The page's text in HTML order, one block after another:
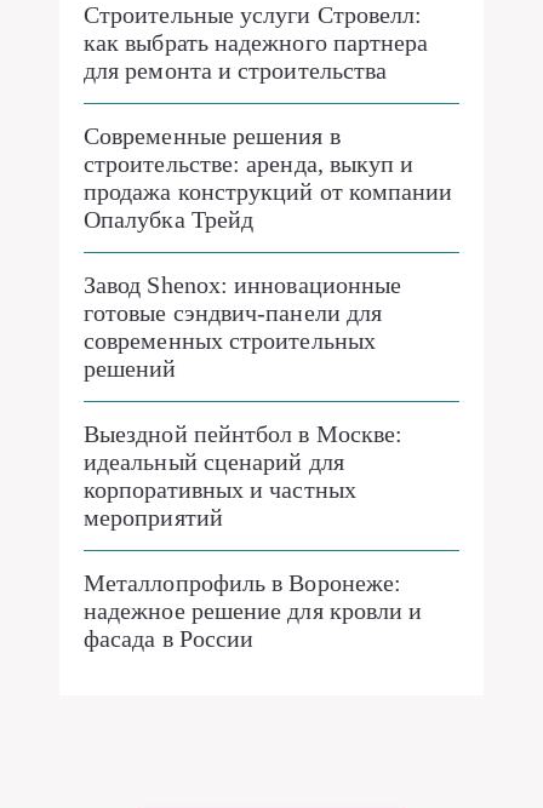
Строительные услуги Стровелл:
как выбрать надежного партнера
для ремонта и строительства
Современные решения в
строительстве: аренда, выкуп и
продажа конструкций от компании
Опалубка Трейд
Завод Shenox: инновационные
готовые сэндвич-панели для
современных строительных
решений
Выездной пейнтбол в Москве:
идеальный сценарий для
корпоративных и частных
мероприятий
Металлопрофиль в Воронеже:
надежное решение для кровли и
фасада в России